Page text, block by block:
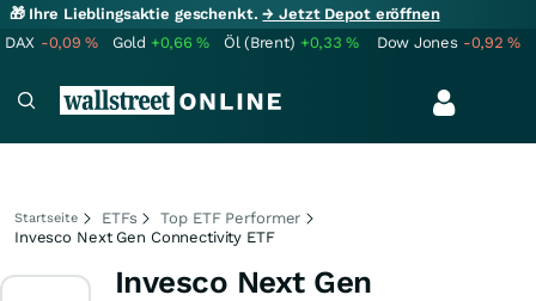
🎁 Ihre Lieblingsaktie geschenkt.→ Jetzt Depot eröffnen
DAX -0,09% Gold +0,66% Öl (Brent) +0,33% Dow Jones -0,92%
Startseite ETFs
Top ETF Performer
Invesco Next Gen Connectivity ETF
Invesco Next Gen